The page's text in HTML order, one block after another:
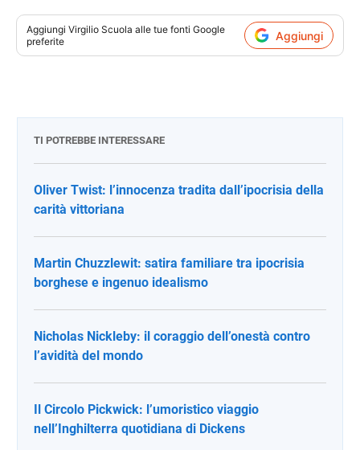
Aggiungi Virgilio Scuola alle tue fonti Google
preferite
Aggiungi
TI POTREBBE INTERESSARE
Oliver Twist: l’innocenza tradita dall’ipocrisia della
carità vittoriana
Martin Chuzzlewit: satira familiare tra ipocrisia
borghese e ingenuo idealismo
Nicholas Nickleby: il coraggio dell’onestà contro
l’avidità del mondo
Il Circolo Pickwick: l’umoristico viaggio
nell’Inghilterra quotidiana di Dickens